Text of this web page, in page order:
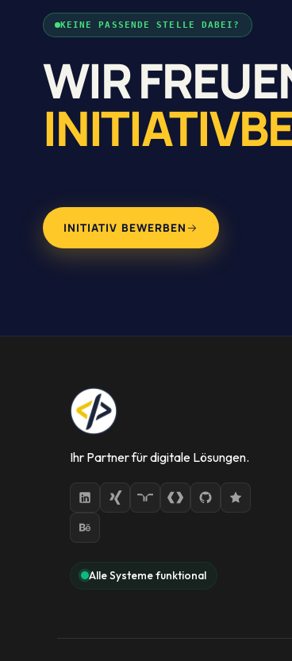
KEINE PASSENDE STELLE DABEI?
WIR
INITIATIV BEWERBEN
Ihr Partner für digitale Lösungen.
Alle Systeme funktional